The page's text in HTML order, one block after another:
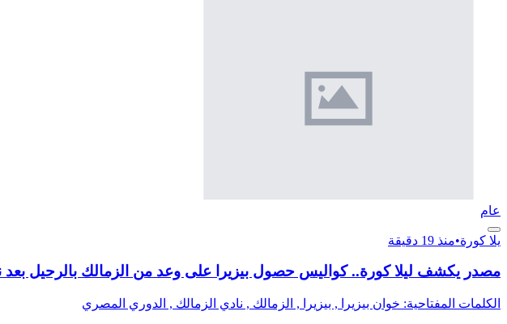
عام
يلا كورة•منذ 19 دقيقة
مصدر يكشف ليلا كورة.. كواليس حصول بيزيرا على وعد من الزمالك بالرحيل بعد
الكلمات المفتاحية: خوان بيزيرا , بيزيرا , الزمالك , نادي الزمالك , الدوري المصري